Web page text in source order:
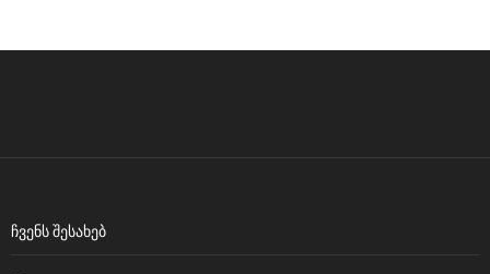
ᲩᲕᲔᲜᲡ ᲨᲔᲡᲐᲮᲔᲑ